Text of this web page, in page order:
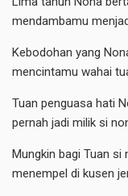
mendambamu
Kebodohan yang
mencintamu wahai
Tuan penguasa hati
pernah jadi milik si
Mungkin bagi Tuan si
menempel di kusen